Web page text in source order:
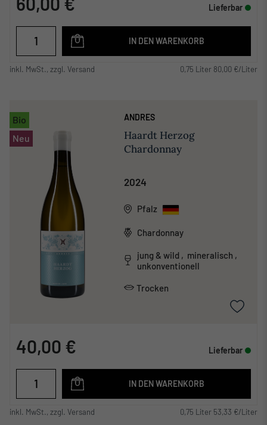
Lieferbar
IN DEN WARENKORB
inkl. MwSt., zzgl. Versand 0,75 Liter 80,00 €/Liter
Bio
Neu
ANDRES
Haardt Herzog
Chardonnay
2024
Pfalz
Chardonnay
jung & wild , mineralisch ,
unkonventionell
Trocken
40,00 € Lieferbar
IN DEN WARENKORB
inkl. MwSt., zzgl. Versand 0,75 Liter 53,33 €/Liter